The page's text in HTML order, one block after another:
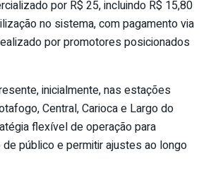
por R$ 25, incluindo R$ 15,80
no sistema, com pagamento via
por promotores posicionados
inicialmente, nas estações
Central, Carioca e Largo do
flexível de operação para
público e permitir ajustes ao longo